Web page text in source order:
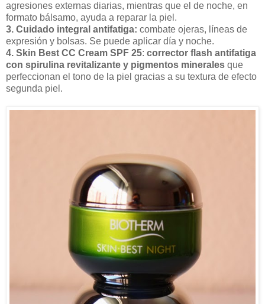
agresiones externas diarias, mientras que el de noche, en
formato bálsamo, ayuda a reparar la piel.
3. Cuidado integral antifatiga: combate ojeras, líneas de
expresión y bolsas. Se puede aplicar día y noche.
4. Skin Best CC Cream SPF 25: corrector flash antifatiga
con spirulina revitalizante y pigmentos minerales que
perfeccionan el tono de la piel gracias a su textura de efecto
segunda piel.